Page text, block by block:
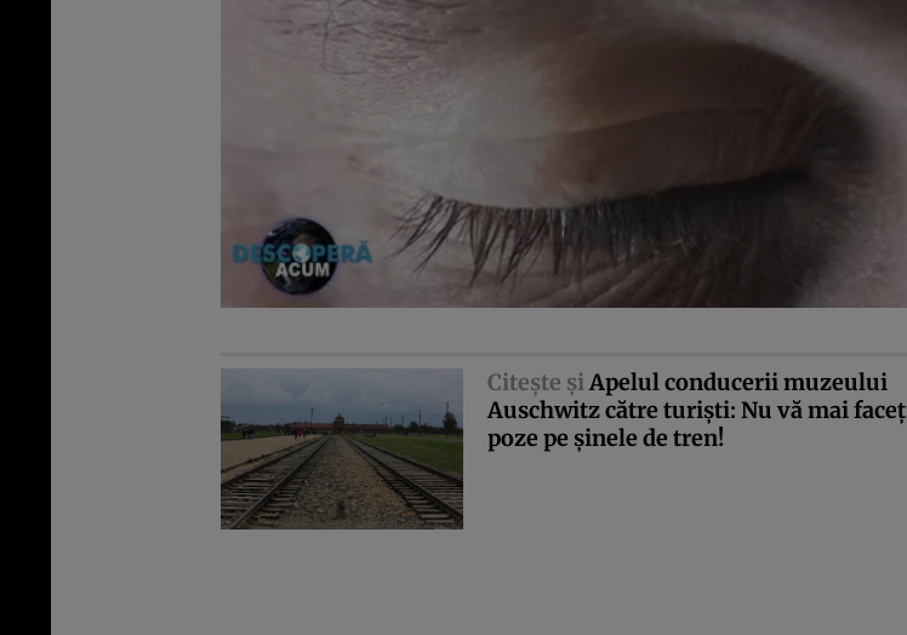
Citeşte şiApelul conducerii muzeului
Auschwitz către turişti: Nu vă mai
poze pe şinele de tren!